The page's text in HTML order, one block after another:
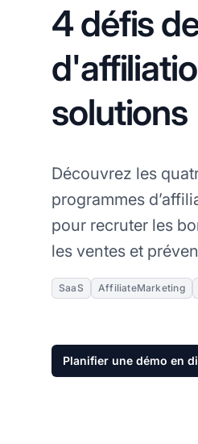
4 défis
solutions
Découvrez les
programmes
pour recruter les
les ventes et
SaaS AffiliateMarketing
Planifier une démo en